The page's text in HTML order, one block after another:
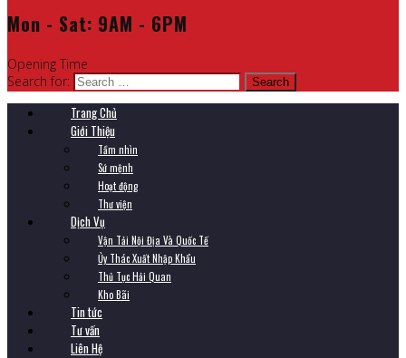
Mon - Sat: 9AM - 6PM
Opening Time
Search for:
Trang Chủ
Giới Thiệu
Tầm nhìn
Sứ mệnh
Hoạt động
Thư viện
Dịch Vụ
Vận Tải Nội Địa Và Quốc Tế
Ủy Thác Xuất Nhập Khẩu
Thủ Tục Hải Quan
Kho Bãi
Tin tức
Tư vấn
Liên Hệ